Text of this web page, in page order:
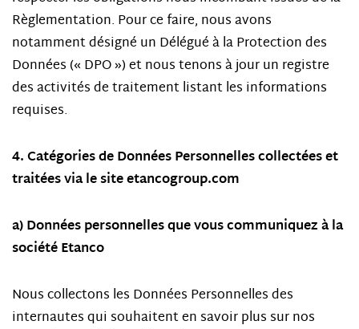
Règlementation. Pour ce faire, nous avons
notamment désigné un Délégué à la Protection des
Données (« DPO ») et nous tenons à jour un registre
des activités de traitement listant les informations
requises.
4. Catégories de Données Personnelles collectées et
traitées via le site etancogroup.com
a) Données personnelles que vous communiquez à la
société Etanco
Nous collectons les Données Personnelles des
internautes qui souhaitent en savoir plus sur nos